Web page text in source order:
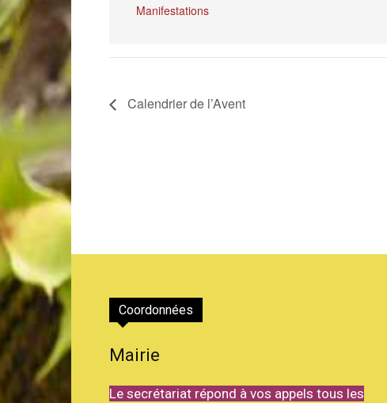
Manifestations
Calendrier de l’Avent
Coordonnées
Mairie
Le secrétariat répond à vos appels tous les